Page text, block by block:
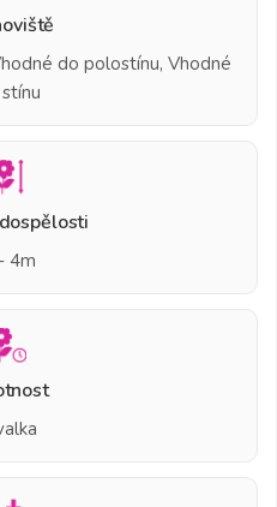
do polostínu, Vhodné
4m